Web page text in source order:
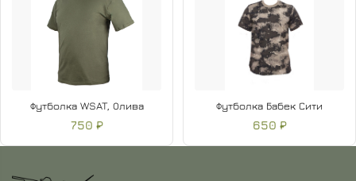
Футболка WSAT, Олива
750 ₽
Футболка Бабек Сити
650 ₽